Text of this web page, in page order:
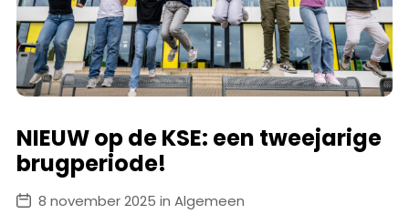
NIEUW op de KSE: een tweejarige
brugperiode!
8 november 2025 in Algemeen